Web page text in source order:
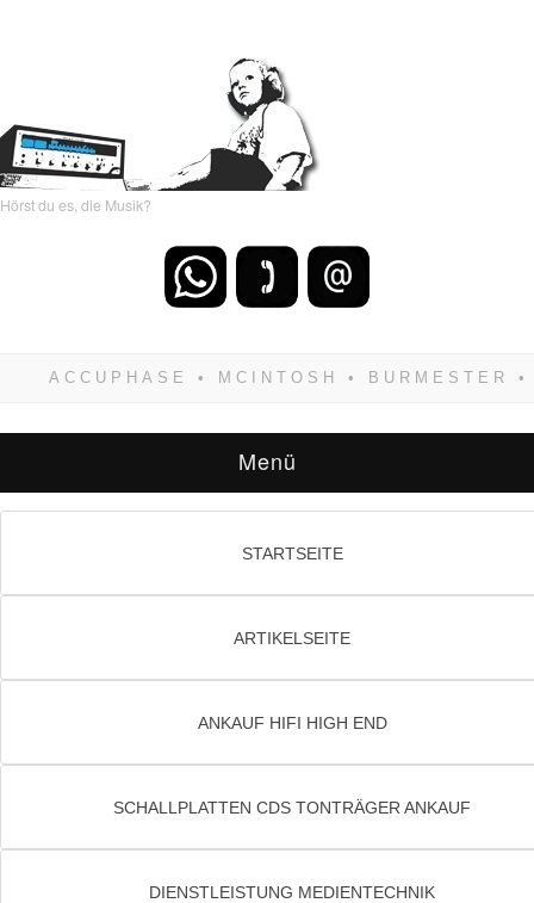
Hörst du es, die Musik?
zwangsläufig siegen! Und noch was: Hifi
Menü
STARTSEITE
ARTIKELSEITE
ANKAUF HIFI HIGH END
SCHALLPLATTEN CDS TONTRÄGER ANKAUF
DIENSTLEISTUNG MEDIENTECHNIK